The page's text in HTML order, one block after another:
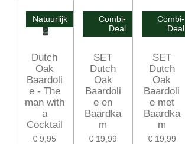
Natuurlijk
Dutch
Oak
Baardoli
e - The
man with
a
Cocktail
€ 9,95
Combi-
Deal
SET
Dutch
Oak
Baardoli
e en
Baardka
m
€ 19,99
Combi-
Deal
SET
Dutch
Oak
Baardoli
e met
Baardka
m
€ 19,99